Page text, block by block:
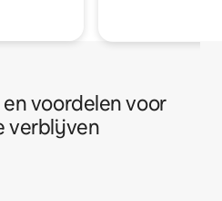
voordelen voor
verblijven